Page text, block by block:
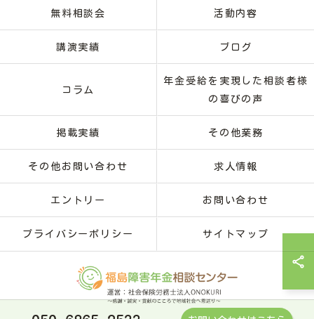
無料相談会 活動内容
講演実績 ブログ
コラム
年金受給を実現した相談者様
の喜びの声
掲載実績 その他業務
その他お問い合わせ 求人情報
エントリー お問い合わせ
プライバシーポリシー サイトマップ